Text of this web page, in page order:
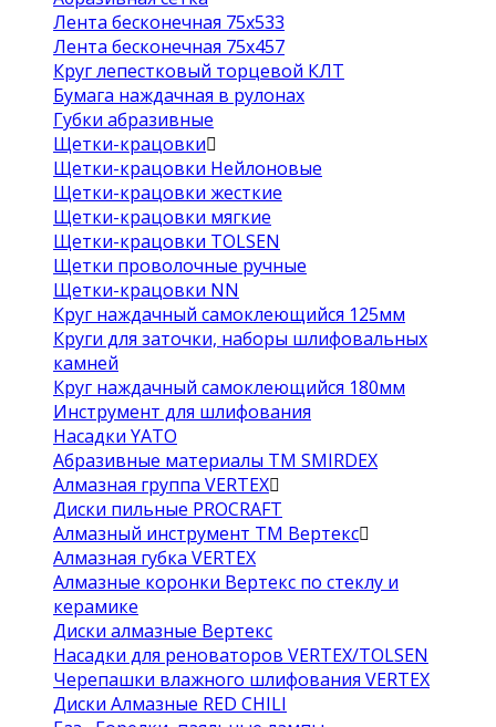
Лента бесконечная 75х533
Лента бесконечная 75х457
Круг лепестковый торцевой КЛТ
Бумага наждачная в рулонах
Губки абразивные
Щетки-крацовки
Щетки-крацовки Нейлоновые
Щетки-крацовки жесткие
Щетки-крацовки мягкие
Щетки-крацовки TOLSEN
Щетки проволочные ручные
Щетки-крацовки NN
Круг наждачный самоклеющийся 125мм
Круги для заточки, наборы шлифовальных
камней
Круг наждачный самоклеющийся 180мм
Инструмент для шлифования
Насадки YATO
Абразивные материалы ТМ SMIRDEX
Алмазная группа VERTEX
Диски пильные PROCRAFT
Алмазный инструмент ТМ Вертекс
Алмазная губка VERTEX
Алмазные коронки Вертекс по стеклу и
керамике
Диски алмазные Вертекс
Насадки для реноваторов VERTEX/TOLSEN
Черепашки влажного шлифования VERTEX
Диски Алмазные RED CHILI